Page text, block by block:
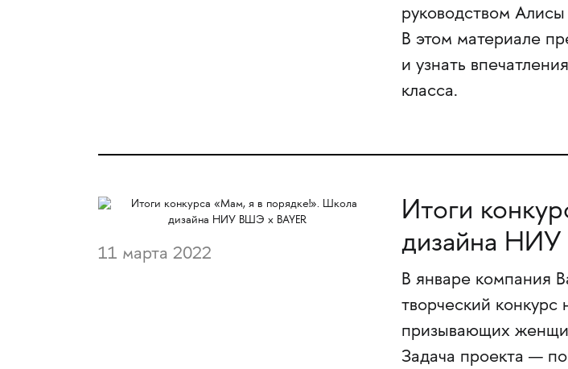
руководством
В этом материале
и узнать
класса.
11 марта 2022
Итоги
дизайна НИУ
В январе компания
творческий конкурс
призывающих
Задача проекта —